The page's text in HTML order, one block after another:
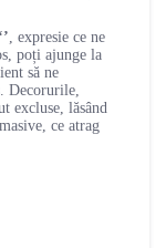
, expresie ce ne
poți ajunge la
să ne
Decorurile,
excluse, lăsând
ce atrag